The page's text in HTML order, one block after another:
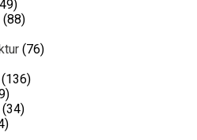
(88)
(76)
(136)
(34)